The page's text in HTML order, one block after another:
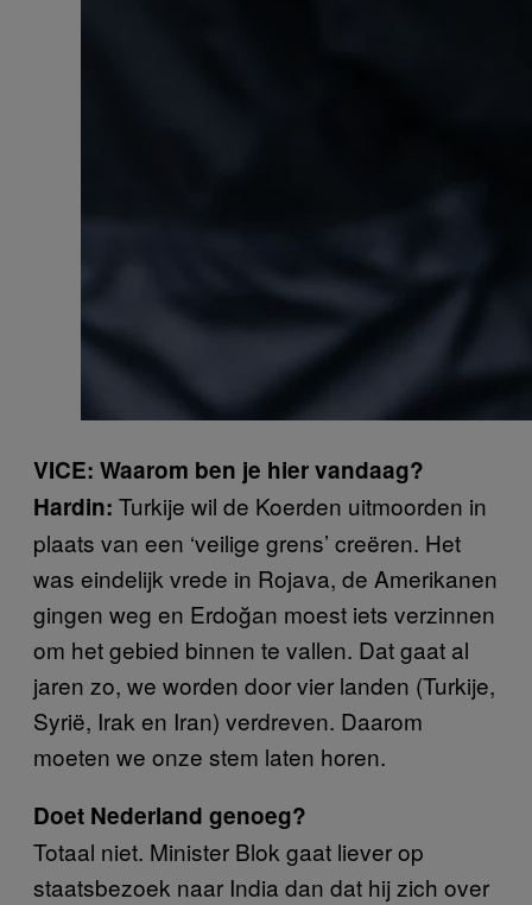
VICE: Waarom ben je hier vandaag?
Hardin: Turkije wil de Koerden uitmoorden in
plaats van een ‘veilige grens’ creëren. Het
was eindelijk vrede in Rojava, de Amerikanen
gingen weg en Erdoğan moest iets verzinnen
om het gebied binnen te vallen. Dat gaat al
jaren zo, we worden door vier landen (Turkije,
Syrië, Irak en Iran) verdreven. Daarom
moeten we onze stem laten horen.
Doet Nederland genoeg?
Totaal niet. Minister Blok gaat liever op
staatsbezoek naar India dan dat hij zich over